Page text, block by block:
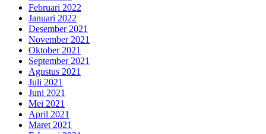
Februari 2022
Januari 2022
Desember 2021
November 2021
Oktober 2021
September 2021
Agustus 2021
Juli 2021
Juni 2021
Mei 2021
April 2021
Maret 2021